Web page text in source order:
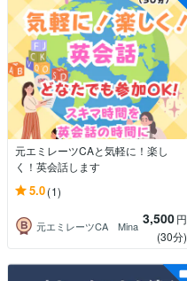
元エミレーツCAと気軽に！楽し
く！英会話します
5.0(1)
元エミレーツCA Mina 3,500円
(30分)